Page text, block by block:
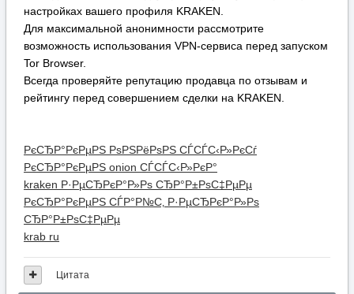
kraken Р·РµСЂРєР°Р»Рѕ СЂР°Р±РѕС‡РµРµ
РєСЂР°РєРµРЅ СЃР°Р№С‚ Р·РµСЂРєР°Р»Рѕ
СЂР°Р±РѕС‡РµРµ
krab ru
Цитата
Опубликовано:20 мая
Для вашего удобства мы собрали действующие и
безопасные способы входа на ресурс KRAKEN.
Ниже представлены официальные и резервные зеркала
платформы KRAKEN, которые гарантируют стабильный
Список рабочих адресов KRAKEN для перехода: